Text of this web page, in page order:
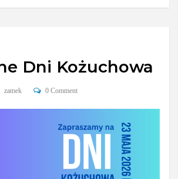
Dni Kożuchowa
zamek 0 Comment